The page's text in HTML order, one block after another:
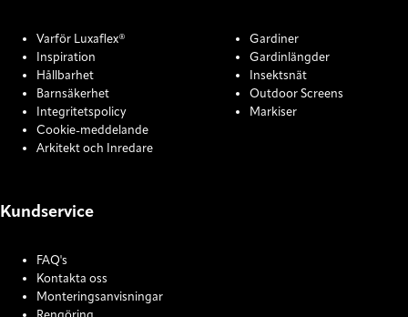
Varför Luxaflex®
Inspiration
Hållbarhet
Barnsäkerhet
Integritetspolicy
Cookie-meddelande
Arkitekt och Inredare
Gardiner
Gardinlängder
Insektsnät
Outdoor Screens
Markiser
Kundservice
FAQ's
Kontakta oss
Monteringsanvisningar